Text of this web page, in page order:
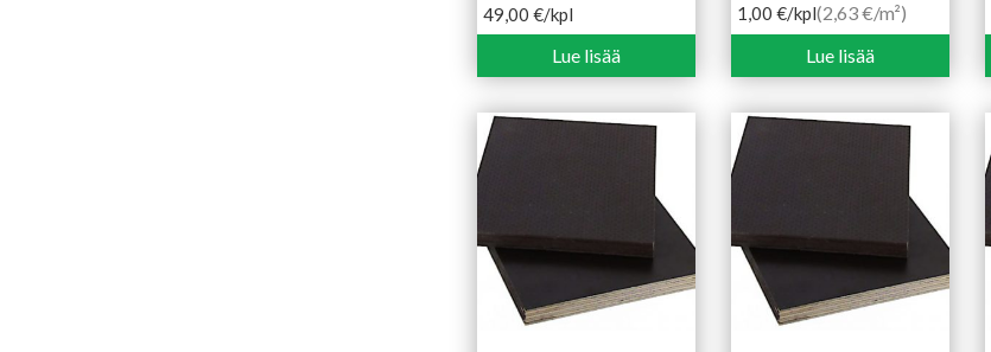
49,00 €/kpl
Lue lisää
1,00 €/kpl(2,63 €/m²)
Lue lisää